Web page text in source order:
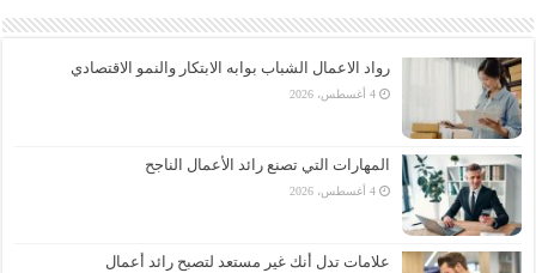
رواد الاعمال الشباب بوابه الابتكار والنمو الاقتصادي
4 أغسطس، 2026
المهارات التي تصنع رائد الأعمال الناجح
4 أغسطس، 2026
علامات تدل أنك غير مستعد لتصبح رائد أعمال